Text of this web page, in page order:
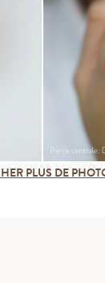
PLUS DE